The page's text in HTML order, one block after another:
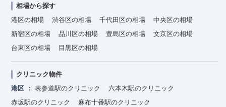
相場から探す
港区の相場
渋谷区の相場 千代田区の相場
中央区の相場
新宿区の相場
品川区の相場 豊島区の相場
文京区の相場
台東区の相場
目黒区の相場
クリニック物件
港区
表参道駅のクリニック
六本木駅のクリニック
赤坂駅のクリニック
麻布十番駅のクリニック